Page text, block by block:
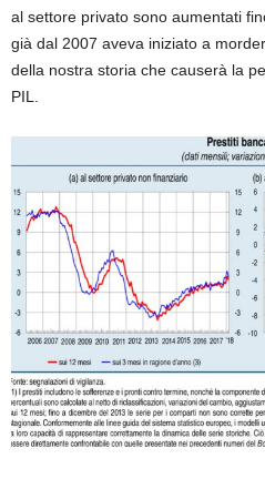
al settore privato sono aumentati
già dal 2007 aveva iniziato a
della nostra storia che causerà la
PIL.